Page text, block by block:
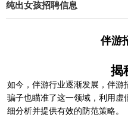
纯出女孩招聘信息
伴游
揭
如今，伴游行业逐渐发展，伴
骗子也瞄准了这一领域，利用
细分析并提供有效的防范策略。